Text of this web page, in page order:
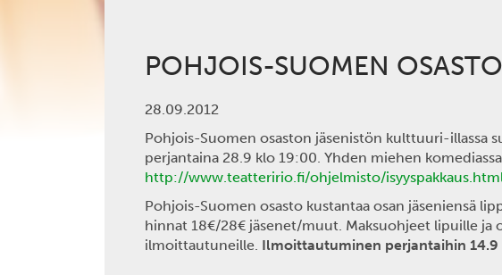
POHJOIS-SUOMEN
28.09.2012
Pohjois-Suomen osaston jäsenistön kulttuuri-illassa
perjantaina 28.9 klo 19:00. Yhden miehen
http://www.teatteririo.fi/ohjelmisto/
Pohjois-Suomen osasto kustantaa osan jäseniensä
hinnat 18€/28€ jäsenet/muut. Maksuohjeet lipuille
ilmoittautuneille. Ilmoittautuminen perjantaihin 14.9